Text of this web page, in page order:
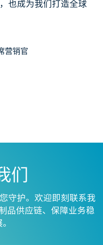
也成为我们打造全球
营销官
们
守护。欢迎即刻联系我
品供应链、保障业务稳